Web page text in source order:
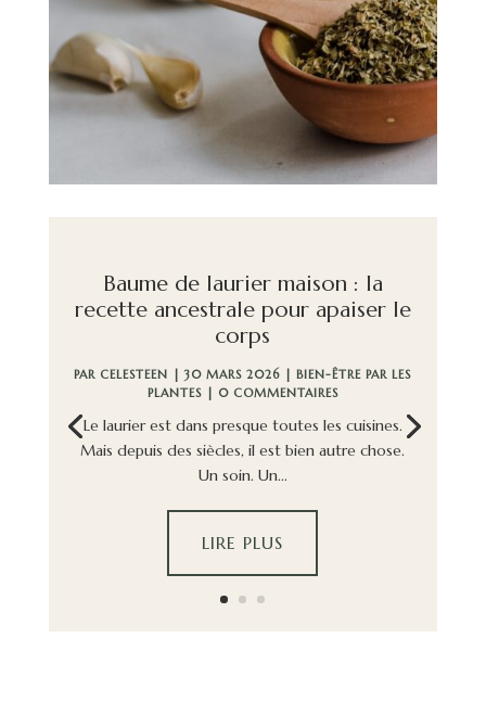
Baume de laurier maison : la
recette ancestrale pour apaiser le
corps
PAR CELESTEEN |30 MARS 2026
BIEN-ÊTRE PAR LES
PLANTES| 0 COMMENTAIRES
Le laurier est dans presque toutes les cuisines.
Mais depuis des siècles, il est bien autre chose.
Un soin. Un...
LIRE PLUS